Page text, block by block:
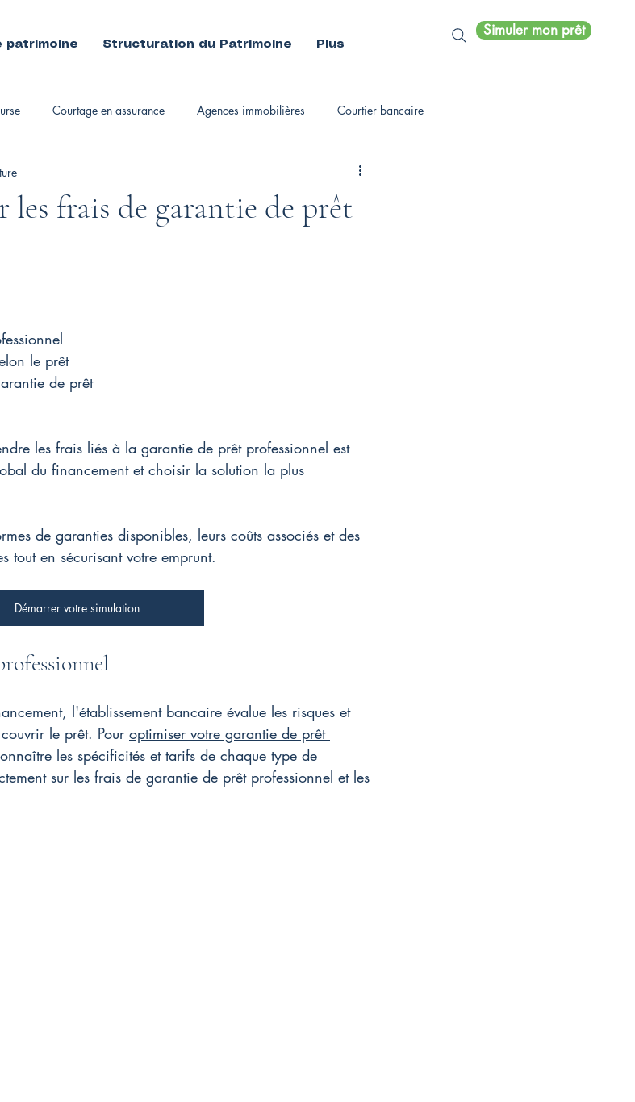
patrimoine Structuration du Patrimoine Plus
Simuler mon prêt
Courtage en assurance Agences immobilières Courtier bancaire
les frais de garantie de prêt
le prêt
de prêt
les frais liés à la garantie de prêt professionnel est
du financement et choisir la solution la plus
de garanties disponibles, leurs coûts associés et des
tout en sécurisant votre emprunt.
Démarrer votre simulation
l'établissement bancaire évalue les risques et
le prêt. Pour optimiser votre garantie de prêt
les spécificités et tarifs de chaque type de
sur les frais de garantie de prêt professionnel et les